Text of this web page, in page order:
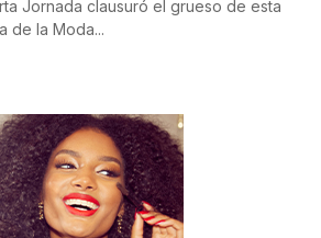
Jornada clausuró el grueso de esta
de la Moda...